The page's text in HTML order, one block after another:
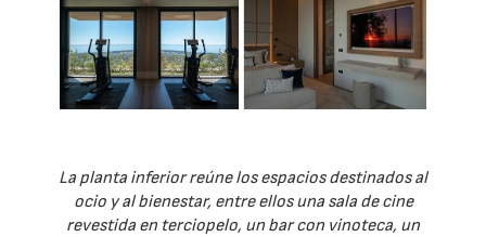
La planta inferior reúne los espacios destinados al
ocio y al bienestar, entre ellos una sala de cine
revestida en terciopelo, un bar con vinoteca, un